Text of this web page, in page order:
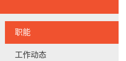
职能
工作动态